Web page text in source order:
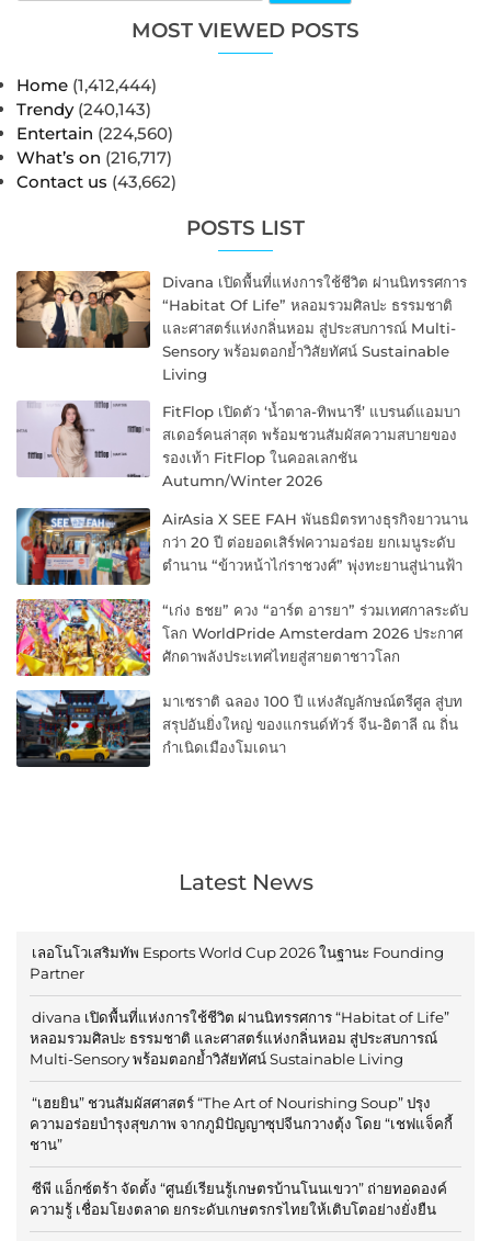
MOST VIEWED POSTS
Home (1,412,444)
Trendy (240,143)
Entertain (224,560)
What’s on (216,717)
Contact us (43,662)
POSTS LIST
Divana เปิดพื้นที่แห่งการใช้ชีวิต ผ่านนิทรรศการ
“Habitat Of Life” หลอมรวมศิลปะ ธรรมชาติ
และศาสตร์แห่งกลิ่นหอม สู่ประสบการณ์ Multi-
Sensory พร้อมตอกย้ำวิสัยทัศน์ Sustainable
Living
FitFlop เปิดตัว ‘น้ำตาล-ทิพนารี’ แบรนด์แอมบา
สเดอร์คนล่าสุด พร้อมชวนสัมผัสความสบายของ
รองเท้า FitFlop ในคอลเลกชัน
Autumn/Winter 2026
AirAsia X SEE FAH พันธมิตรทางธุรกิจยาวนาน
กว่า 20 ปี ต่อยอดเสิร์ฟความอร่อย ยกเมนูระดับ
ตำนาน “ข้าวหน้าไก่ราชวงศ์” พุ่งทะยานสู่น่านฟ้า
“เก่ง ธชย” ควง “อาร์ต อารยา” ร่วมเทศกาลระดับ
โลก WorldPride Amsterdam 2026 ประกาศ
ศักดาพลังประเทศไทยสู่สายตาชาวโลก
มาเซราติ ฉลอง 100 ปี แห่งสัญลักษณ์ตรีศูล สู่บท
สรุปอันยิ่งใหญ่ ของแกรนด์ทัวร์ จีน-อิตาลี ณ ถิ่น
กำเนิดเมืองโมเดนา
Latest News
เลอโนโวเสริมทัพ Esports World Cup 2026 ในฐานะ Founding
Partner
divana เปิดพื้นที่แห่งการใช้ชีวิต ผ่านนิทรรศการ “Habitat of Life”
หลอมรวมศิลปะ ธรรมชาติ และศาสตร์แห่งกลิ่นหอม สู่ประสบการณ์
Multi-Sensory พร้อมตอกย้ำวิสัยทัศน์ Sustainable Living
“เฮยยิน” ชวนสัมผัสศาสตร์ “The Art of Nourishing Soup” ปรุง
ความอร่อยบำรุงสุขภาพ จากภูมิปัญญาซุปจีนกวางตุ้ง โดย “เชฟแจ็คกี้
ชาน”
ซีพี แอ็กซ์ตร้า จัดตั้ง “ศูนย์เรียนรู้เกษตรบ้านโนนเขวา” ถ่ายทอดองค์
ความรู้ เชื่อมโยงตลาด ยกระดับเกษตรกรไทยให้เติบโตอย่างยั่งยืน